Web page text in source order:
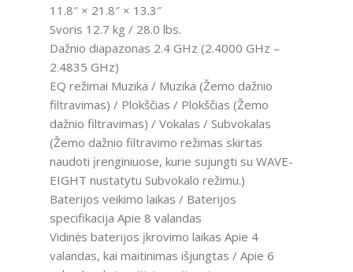
11.8″ × 21.8″ × 13.3″
Svoris 12.7 kg / 28.0 lbs.
Dažnio diapazonas 2.4 GHz (2.4000 GHz –
2.4835 GHz)
EQ režimai Muzika / Muzika (Žemo dažnio
filtravimas) / Plokščias / Plokščias (Žemo
dažnio filtravimas) / Vokalas / Subvokalas
(Žemo dažnio filtravimo režimas skirtas
naudoti įrenginiuose, kurie sujungti su WAVE-
EIGHT nustatytu Subvokalo režimu.)
Baterijos veikimo laikas / Baterijos
specifikacija Apie 8 valandas
Vidinės baterijos įkrovimo laikas Apie 4
valandas, kai maitinimas išjungtas / Apie 6